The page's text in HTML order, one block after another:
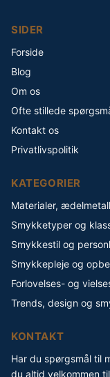
SIDER
Forside
Blog
Om os
Ofte stillede
Kontakt os
Privatlivspolitik
KATEGORIER
Materialer,
Smykketyper og
Smykkestil og
Smykkepleje og
Forlovelses- og
Trends, design og
KONTAKT
Har du spørgsmål til
du altid velkommen